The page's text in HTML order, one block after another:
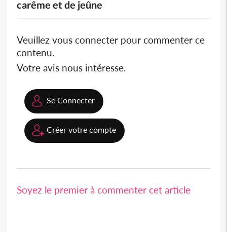
carême et de jeûne
Veuillez vous connecter pour commenter ce
contenu.
Votre avis nous intéresse.
Se Connecter
Créer votre compte
Soyez le premier à commenter cet article